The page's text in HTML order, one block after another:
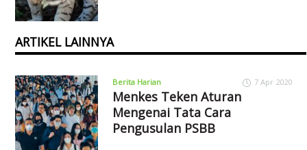
ARTIKEL LAINNYA
Berita Harian 7 Apr 2020
Menkes Teken Aturan
Mengenai Tata Cara
Pengusulan PSBB